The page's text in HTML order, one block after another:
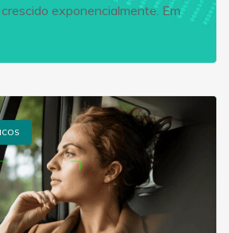
exponencialmente. Em